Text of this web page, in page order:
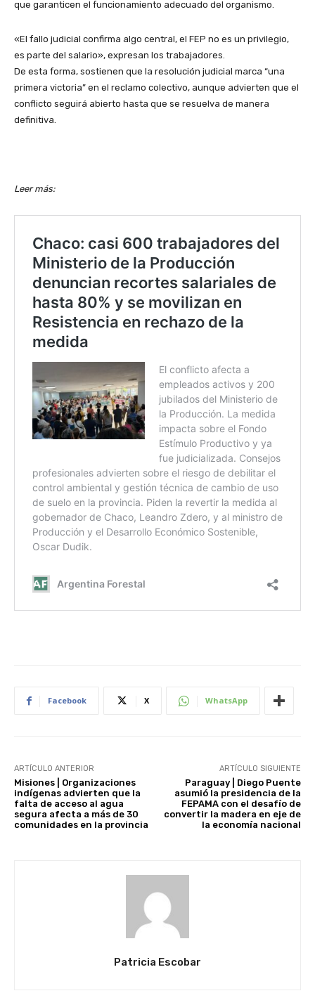
que garanticen el funcionamiento adecuado del organismo.
«El fallo judicial confirma algo central, el FEP no es un privilegio,
es parte del salario», expresan los trabajadores.
De esta forma, sostienen que la resolución judicial marca “una
primera victoria” en el reclamo colectivo, aunque advierten que el
conflicto seguirá abierto hasta que se resuelva de manera
definitiva.
Leer más:
Facebook X WhatsApp
ARTÍCULO ANTERIOR
Misiones | Organizaciones
indígenas advierten que la
falta de acceso al agua
segura afecta a más de 30
comunidades en la provincia
ARTÍCULO SIGUIENTE
Paraguay | Diego Puente
asumió la presidencia de la
FEPAMA con el desafío de
convertir la madera en eje de
la economía nacional
Patricia Escobar